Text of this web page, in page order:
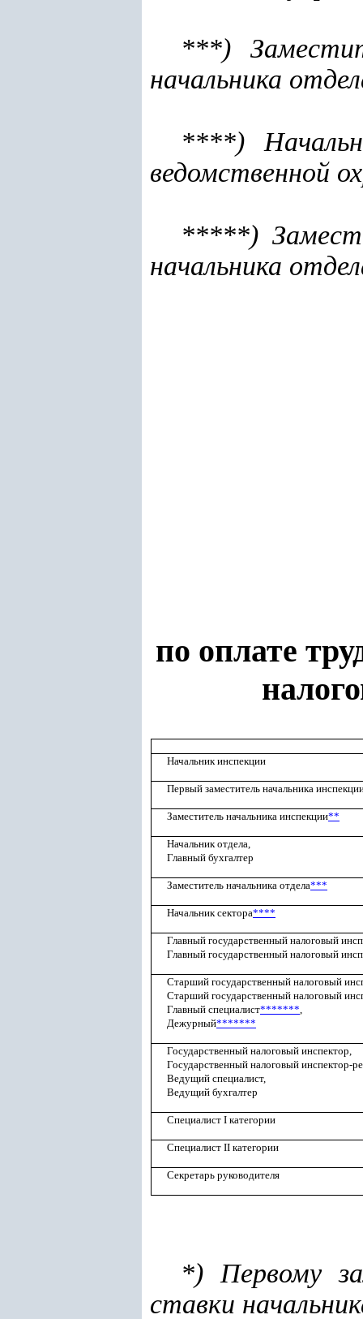
***)
начальника
****)
ведомственной
*****)
начальника
по оплате
Начальник инспекции
Первый заместитель начальника
Заместитель начальника инспекции**
Начальник отдела,
Главный бухгалтер
Заместитель начальника отдела***
Начальник сектора****
Главный государственный налоговый
Главный государственный налоговый
Старший государственный налоговый
Старший государственный налоговый
Главный специалист*******,
Дежурный*******
Государственный налоговый инспектор,
Государственный налоговый инспектор-
Ведущий специалист,
Ведущий бухгалтер
Специалист I категории
Специалист II категории
Секретарь руководителя
*) Первому
ставки